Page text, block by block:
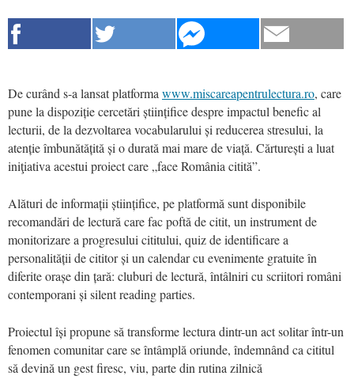
De curând s-a lansat platforma www.miscareapentrulectura.ro, care
pune la dispoziție cercetări științifice despre impactul benefic al
lecturii, de la dezvoltarea vocabularului și reducerea stresului, la
atenție îmbunătățită și o durată mai mare de viață. Cărturești a luat
iniţiativa acestui proiect care „face România citită”.
Alături de informații științifice, pe platformă sunt disponibile
recomandări de lectură care fac poftă de citit, un instrument de
monitorizare a progresului cititului, quiz de identificare a
personalității de cititor și un calendar cu evenimente gratuite în
diferite orașe din țară: cluburi de lectură, întâlniri cu scriitori români
contemporani și silent reading parties.
Proiectul își propune să transforme lectura dintr-un act solitar într-un
fenomen comunitar care se întâmplă oriunde, îndemnând ca cititul
să devină un gest firesc, viu, parte din rutina zilnică